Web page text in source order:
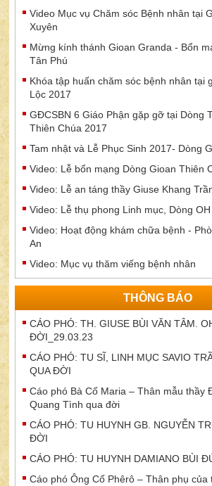
Video Mục vụ Chăm sóc Bệnh nhân tại
Xuyên
Mừng kính thánh Gioan Granda - Bổn
Tân Phú
Khóa tập huấn chăm sóc bệnh nhân tại
Lộc 2017
GĐCSBN 6 Giáo Phận gặp gỡ tại Dòng
Thiên Chúa 2017
Tam nhật và Lễ Phục Sinh 2017- Dòng
Video: Lễ bổn mạng Dòng Gioan Thiên
Video: Lễ an táng thầy Giuse Khang
Video: Lễ thụ phong Linh mục, Dòng OH
Video: Hoạt động khám chữa bệnh -
An
Video: Mục vụ thăm viếng bệnh nhân
THÔNG BÁO
CÁO PHÓ: TH. GIUSE BÙI VĂN TÂM.
ĐỜI_29.03.23
CÁO PHÓ: TU SĨ, LINH MỤC SAVIO
QUA ĐỜI
Cáo phó Bà Cố Maria – Thân mẫu thầy
Quang Tình qua đời
CÁO PHÓ: TU HUYNH GB. NGUYỄN
ĐỜI
CÁO PHÓ: TU HUYNH DAMIANO BÙI
Cáo phó Ông Cố Phêrô – Thân phụ của